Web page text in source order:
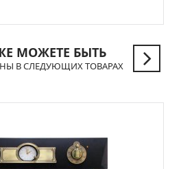
МОЖЕТЕ БЫТЬ
В СЛЕДУЮЩИХ ТОВАРАХ